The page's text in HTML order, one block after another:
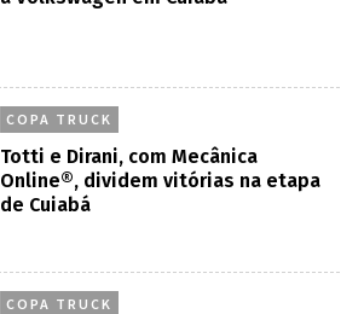
COPA TRUCK
Totti e Dirani, com Mecânica
Online®, dividem vitórias na etapa
de Cuiabá
COPA TRUCK